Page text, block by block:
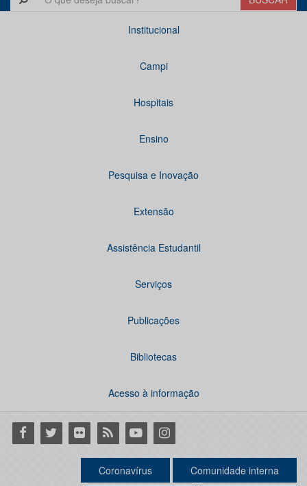
Institucional
Campi
Hospitais
Ensino
Pesquisa e Inovação
Extensão
Assistência Estudantil
Serviços
Publicações
Bibliotecas
Acesso à informação
Facebook
Twitter Flickr RSS YoutubeInstagram
Coronavírus Comunidade interna